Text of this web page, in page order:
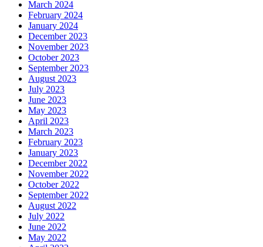
March 2024
February 2024
January 2024
December 2023
November 2023
October 2023
September 2023
August 2023
July 2023
June 2023
May 2023
April 2023
March 2023
February 2023
January 2023
December 2022
November 2022
October 2022
September 2022
August 2022
July 2022
June 2022
May 2022